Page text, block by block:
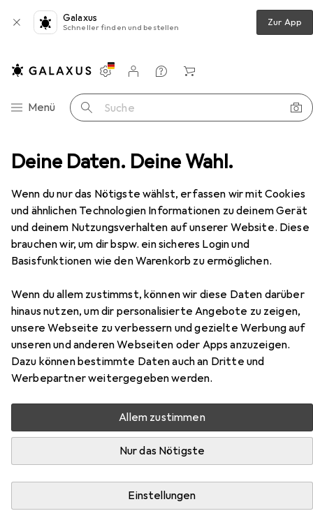
Deine Daten. Deine Wahl.
Wenn du nur das Nötigste wählst, erfassen wir mit Cookies
und ähnlichen Technologien Informationen zu deinem Gerät
und deinem Nutzungsverhalten auf unserer Website. Diese
brauchen wir, um dir bspw. ein sicheres Login und
Basisfunktionen wie den Warenkorb zu ermöglichen.
Wenn du allem zustimmst, können wir diese Daten darüber
hinaus nutzen, um dir personalisierte Angebote zu zeigen,
unsere Webseite zu verbessern und gezielte Werbung auf
unseren und anderen Webseiten oder Apps anzuzeigen.
Dazu können bestimmte Daten auch an Dritte und
Werbepartner weitergegeben werden.
Allem zustimmen
Nur das Nötigste
Einstellungen
Galaxus
Schneller finden und bestellen Zur App
Navigation nach Kategorien
Menü Suche
Einstellungen
Kundenkonto
Vergleichslisten
Merklisten
Warenkorb
Schlaftextilien Duvet Traumschlaf Nature
EUR
234,99
TraumschlafNature
Hier findest du passendes Zubehör zum Produkt
Traumschlaf Nature aus der Kategorie Bettwäsche.
Relevanz
Produktliste
Bettwäsche